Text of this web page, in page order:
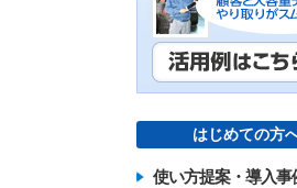
はじめての方
使い方提案・導入事